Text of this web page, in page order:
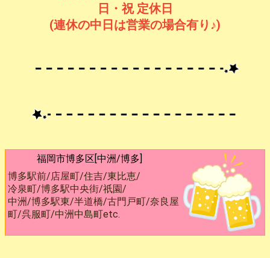
日・祝 定休日
(連休の中日は営業の場合有り♪)
福岡市博多区[中洲/博多]
博多駅前/店屋町/住吉/東比恵/
冷泉町/博多駅中央街/祇園/
中洲/博多駅東/半道橋/古門戸町/奈良屋
町/呉服町/中洲中島町etc.